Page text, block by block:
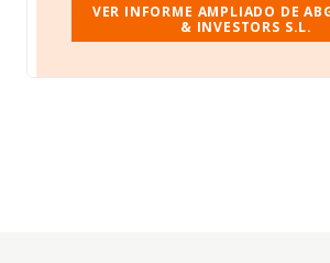
VER INFORME AMPLIADO DE
& INVESTORS S.L.